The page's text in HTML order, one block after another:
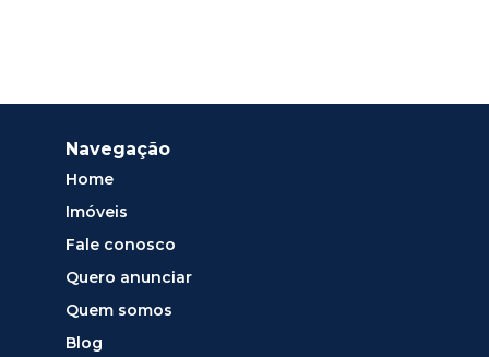
Navegação
Home
Imóveis
Fale conosco
Quero anunciar
Quem somos
Blog